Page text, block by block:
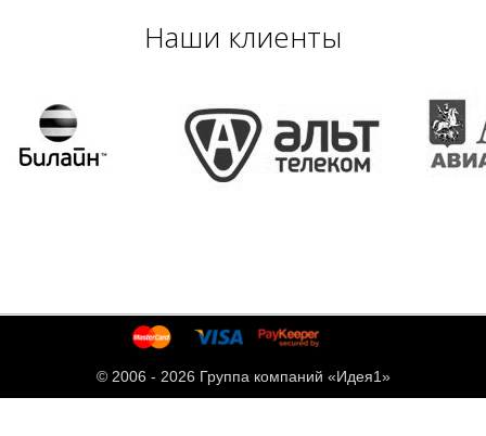
Наши клиенты
© 2006 - 2026 Группа компаний «Идея1»